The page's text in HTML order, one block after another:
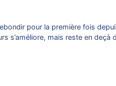
pour la première fois
s’améliore, mais reste en